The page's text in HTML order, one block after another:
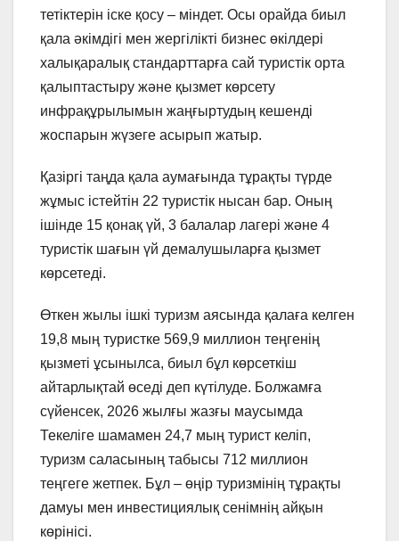
тетіктерін іске қосу – міндет. Осы орайда биыл
қала әкімдігі мен жергілікті бизнес өкілдері
халықаралық стандарттарға сай туристік орта
қалыптастыру және қызмет көрсету
инфрақұрылымын жаңғыртудың кешенді
жоспарын жүзеге асырып жатыр.
Қазіргі таңда қала аумағында тұрақты түрде
жұмыс істейтін 22 туристік нысан бар. Оның
ішінде 15 қонақ үй, 3 балалар лагері және 4
туристік шағын үй демалушыларға қызмет
көрсетеді.
Өткен жылы ішкі туризм аясында қалаға келген
19,8 мың туристке 569,9 миллион теңгенің
қызметі ұсынылса, биыл бұл көрсеткіш
айтарлықтай өседі деп күтілуде. Болжамға
сүйенсек, 2026 жылғы жазғы маусымда
Текеліге шамамен 24,7 мың турист келіп,
туризм саласының табысы 712 миллион
теңгеге жетпек. Бұл – өңір туризмінің тұрақты
дамуы мен инвестициялық сенімнің айқын
көрінісі.